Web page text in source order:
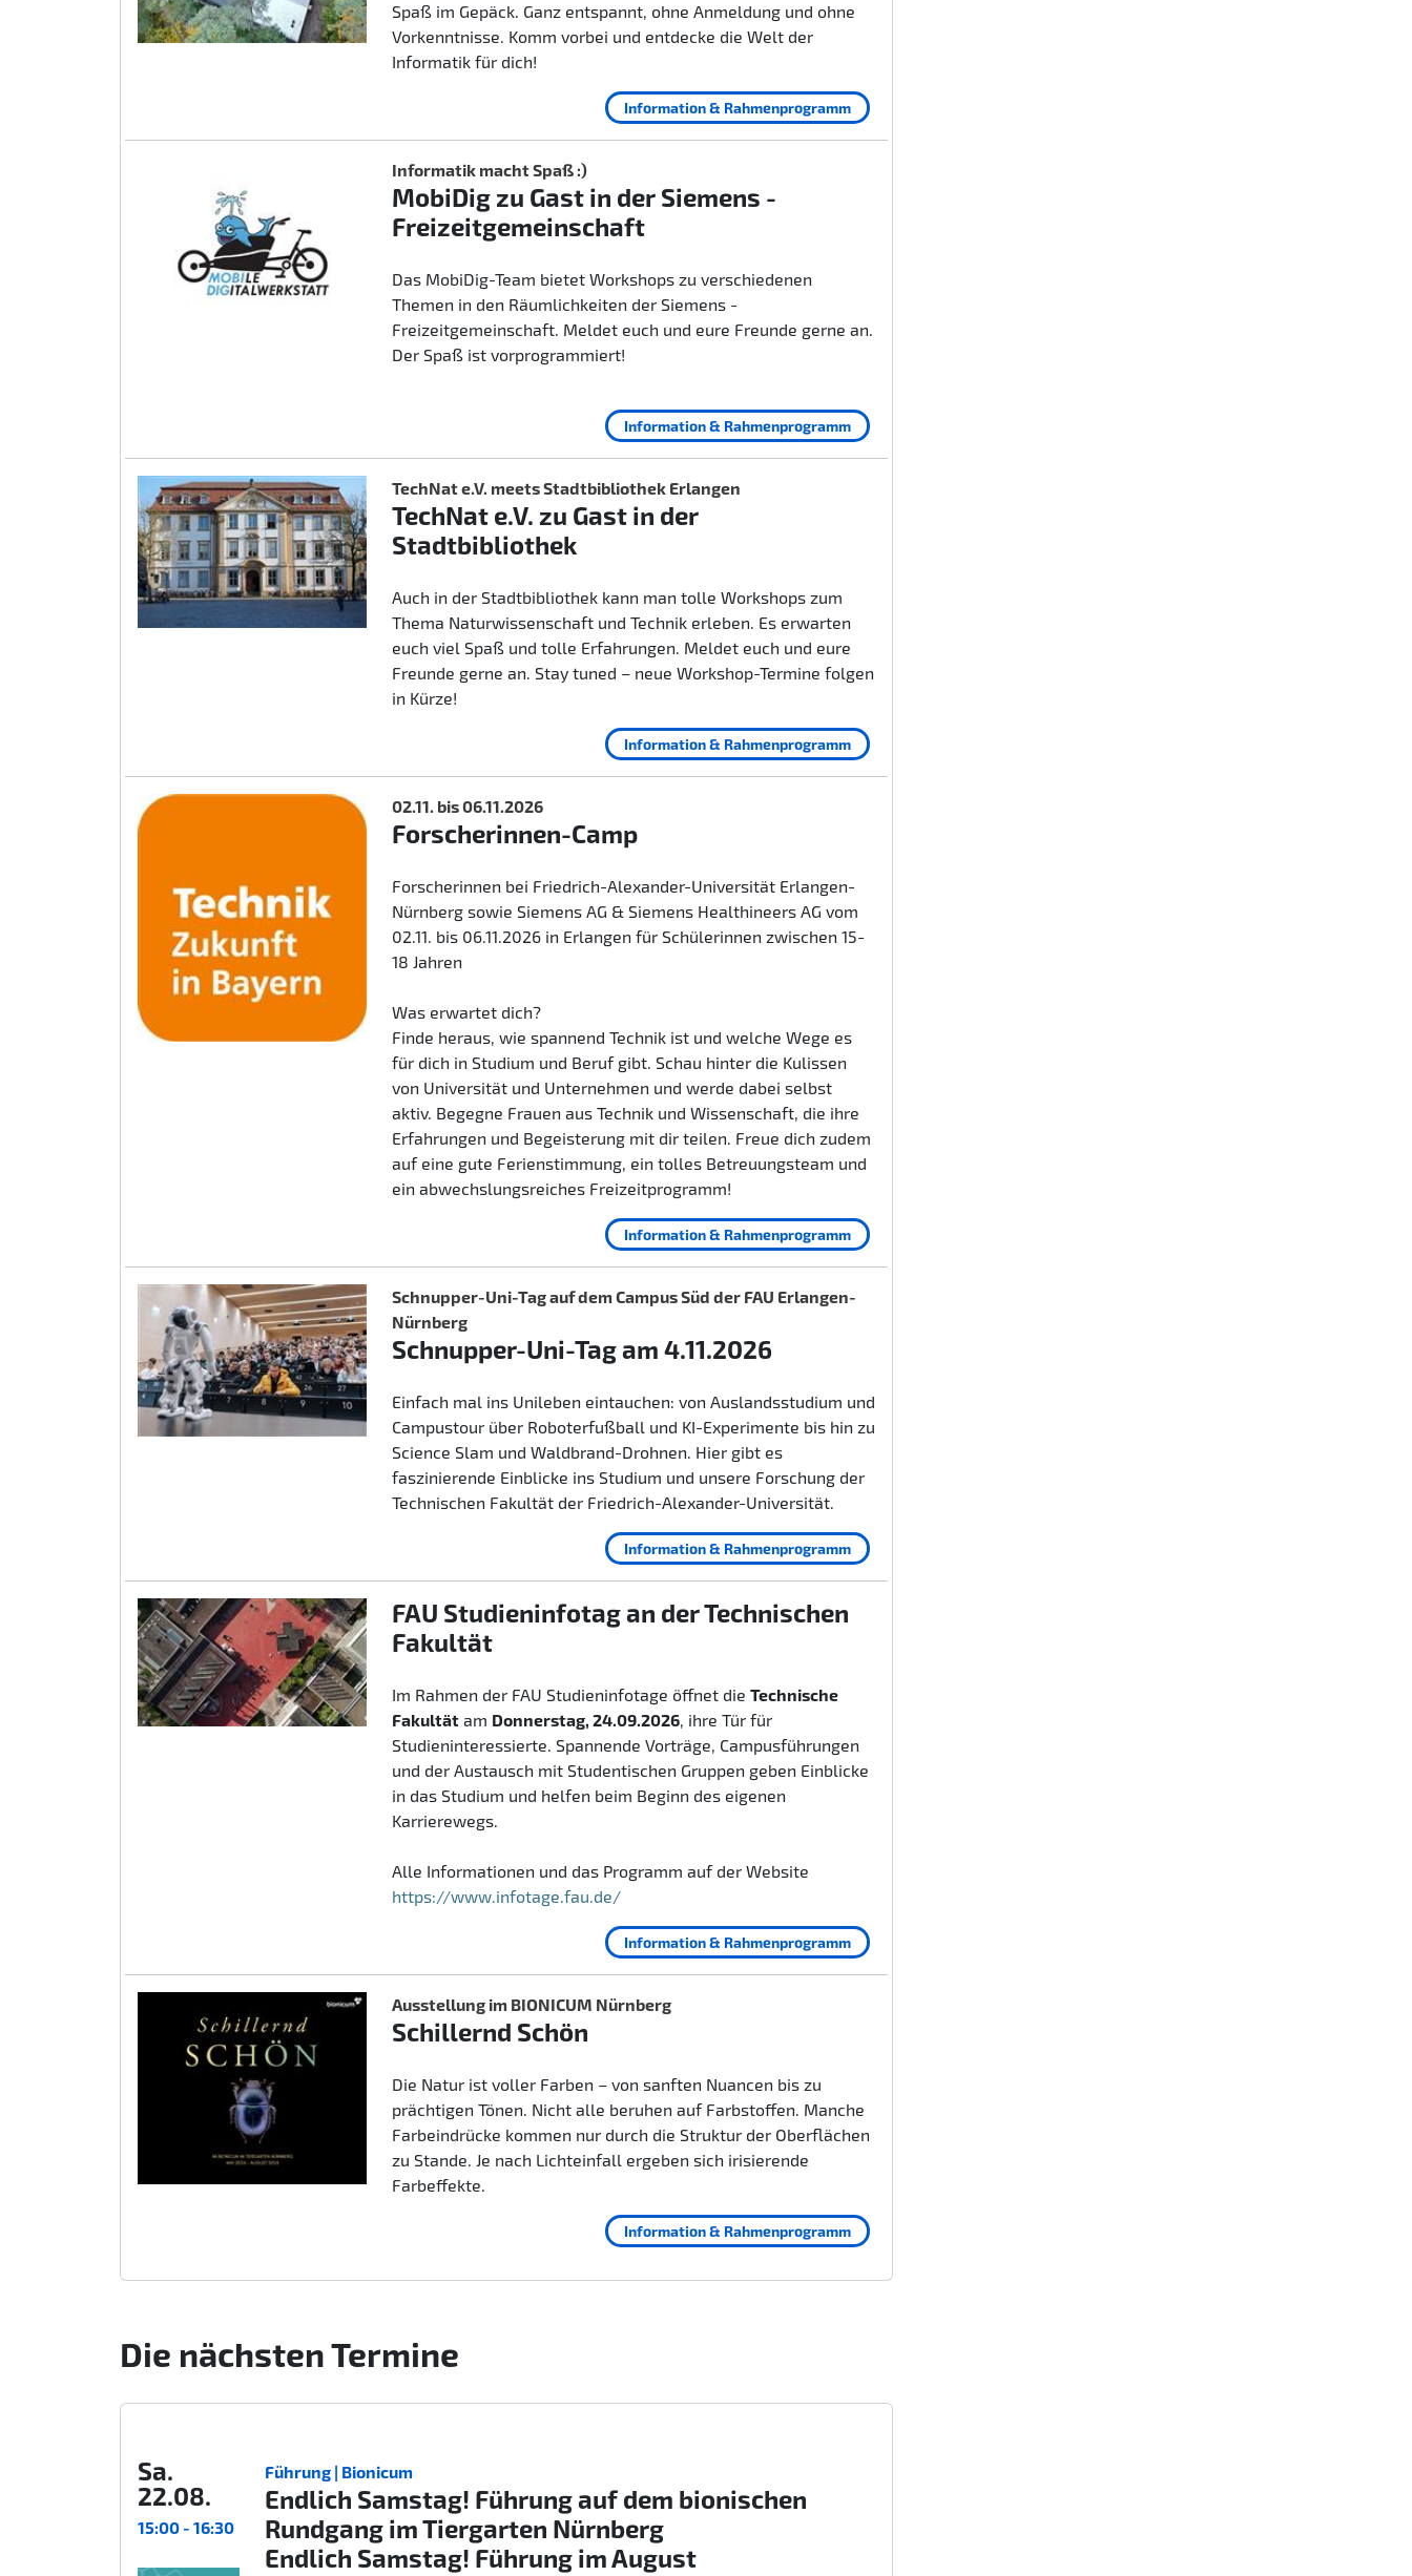
Spaß im Gepäck. Ganz entspannt, ohne Anmeldung und ohne
Vorkenntnisse. Komm vorbei und entdecke die Welt der
Informatik für dich!
Information & Rahmenprogramm
Informatik macht Spaß :)
MobiDig zu Gast in der Siemens -
Freizeitgemeinschaft
Das MobiDig-Team bietet Workshops zu verschiedenen
Themen in den Räumlichkeiten der Siemens -
Freizeitgemeinschaft. Meldet euch und eure Freunde gerne an.
Der Spaß ist vorprogrammiert!
Information & Rahmenprogramm
TechNat e.V. meets Stadtbibliothek Erlangen
TechNat e.V. zu Gast in der
Stadtbibliothek
Auch in der Stadtbibliothek kann man tolle Workshops zum
Thema Naturwissenschaft und Technik erleben. Es erwarten
euch viel Spaß und tolle Erfahrungen. Meldet euch und eure
Freunde gerne an. Stay tuned – neue Workshop-Termine folgen
in Kürze!
Information & Rahmenprogramm
02.11. bis 06.11.2026
Forscherinnen-Camp
Forscherinnen bei Friedrich-Alexander-Universität Erlangen-
Nürnberg sowie Siemens AG & Siemens Healthineers AG vom
02.11. bis 06.11.2026 in Erlangen für Schülerinnen zwischen 15-
18 Jahren
Was erwartet dich?
Finde heraus, wie spannend Technik ist und welche Wege es
für dich in Studium und Beruf gibt. Schau hinter die Kulissen
von Universität und Unternehmen und werde dabei selbst
aktiv. Begegne Frauen aus Technik und Wissenschaft, die ihre
Erfahrungen und Begeisterung mit dir teilen. Freue dich zudem
auf eine gute Ferienstimmung, ein tolles Betreuungsteam und
ein abwechslungsreiches Freizeitprogramm!
Information & Rahmenprogramm
Schnupper-Uni-Tag auf dem Campus Süd der FAU Erlangen-
Nürnberg
Schnupper-Uni-Tag am 4.11.2026
Einfach mal ins Unileben eintauchen: von Auslandsstudium und
Campustour über Roboterfußball und KI-Experimente bis hin zu
Science Slam und Waldbrand-Drohnen. Hier gibt es
faszinierende Einblicke ins Studium und unsere Forschung der
Technischen Fakultät der Friedrich-Alexander-Universität.
Information & Rahmenprogramm
FAU Studieninfotag an der Technischen
Fakultät
Im Rahmen der FAU Studieninfotage öffnet die Technische
Fakultät am Donnerstag, 24.09.2026, ihre Tür für
Studieninteressierte. Spannende Vorträge, Campusführungen
und der Austausch mit Studentischen Gruppen geben Einblicke
in das Studium und helfen beim Beginn des eigenen
Karrierewegs.
Alle Informationen und das Programm auf der Website
https://www.infotage.fau.de/
Information & Rahmenprogramm
Ausstellung im BIONICUM Nürnberg
Schillernd Schön
Die Natur ist voller Farben – von sanften Nuancen bis zu
prächtigen Tönen. Nicht alle beruhen auf Farbstoffen. Manche
Farbeindrücke kommen nur durch die Struktur der Oberflächen
zu Stande. Je nach Lichteinfall ergeben sich irisierende
Farbeffekte.
Information & Rahmenprogramm
Die nächsten Termine
Sa.
22.08.
15:00 - 16:30
Führung | Bionicum
Endlich Samstag! Führung auf dem bionischen
Rundgang im Tiergarten Nürnberg
Endlich Samstag! Führung im August